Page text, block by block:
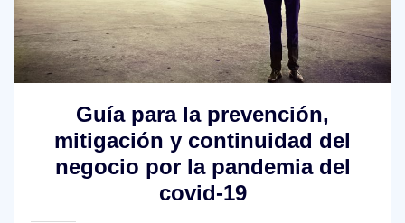
Guía para la prevención,
mitigación y continuidad del
negocio por la pandemia del
covid-19